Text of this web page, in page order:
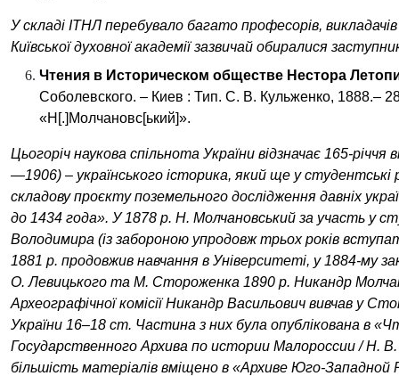
У складі ІТНЛ перебувало багато професорів,
Київської духовної академії зазвичай обиралися
Чтения в Историческом обществе Нестора Л
Соболевского. – Киев : Тип. С. В. Кульженко, 1888.–
«Н [.] Молчановс[ький]».
Цьогоріч наукова спільнота України відзначає 165-
—1906) – українського історика, який ще у студентські
складову проєкту поземельного дослідження давніх
до 1434 года». У 1878 р. Н. Молчановський за участь у
Володимира (із забороною упродовж трьох років
1881 р. продовжив навчання в Університеті, у 1884-му
О. Левицького та М. Стороженка 1890 р. Никандр
Археографічної комісіїНикандр Васильович вивчав у
України 16–18 ст. Частина з них була опублікована в
Государственного Архива по истории Малороссии / Н.
більшість матеріалів вміщено в «Архиве Юго-Западной